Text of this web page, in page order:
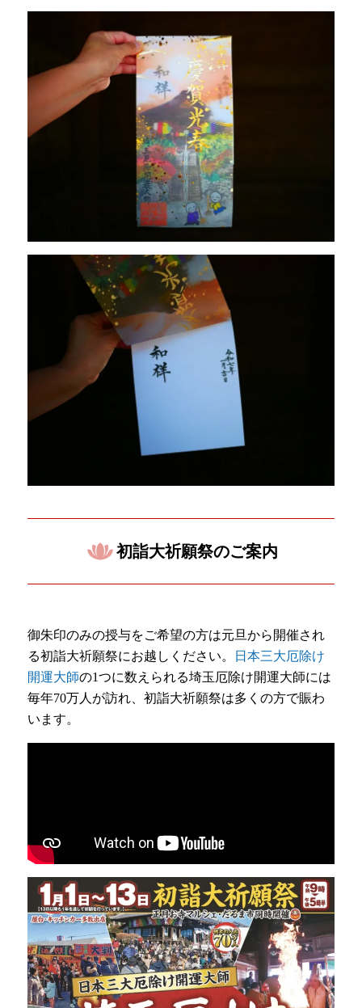
初詣大祈願祭のご案内
御朱印のみの授与をご希望の方は元旦から開催され
る初詣大祈願祭にお越しください。
日本三大厄除け
開運大師の1つに数えられる埼玉厄除け開運大師には
毎年70万人が訪れ、初詣大祈願祭は多くの方で賑わ
います。